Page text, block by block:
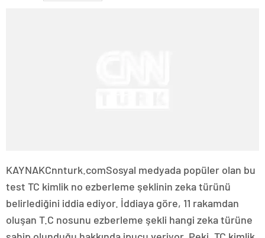
KAYNAKCnnturk.comSosyal medyada popüler olan bu
test TC kimlik no ezberleme şeklinin zeka türünü
belirlediğini iddia ediyor. İddiaya göre, 11 rakamdan
oluşan T.C nosunu ezberleme şekli hangi zeka türüne